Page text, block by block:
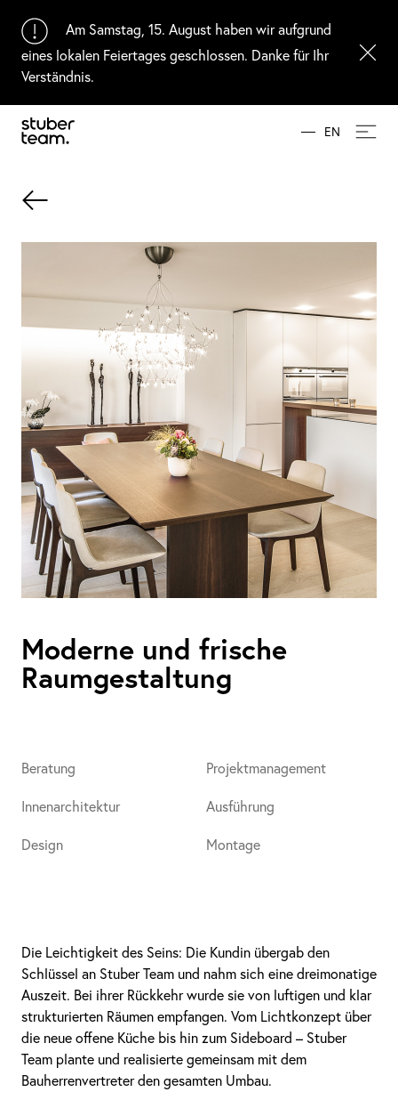
Am Samstag, 15. August haben wir aufgrund
eines lokalen Feiertages geschlossen. Danke für Ihr
Verständnis.
EN
Moderne und frische
Raumgestaltung
Beratung
Innenarchitektur
Design
Projektmanagement
Ausführung
Montage
Die Leichtigkeit des Seins: Die Kundin übergab den
Schlüssel an Stuber Team und nahm sich eine dreimonatige
Auszeit. Bei ihrer Rückkehr wurde sie von luftigen und klar
strukturierten Räumen empfangen. Vom Lichtkonzept über
die neue offene Küche bis hin zum Sideboard – Stuber
Team plante und realisierte gemeinsam mit dem
Bauherrenvertreter den gesamten Umbau.